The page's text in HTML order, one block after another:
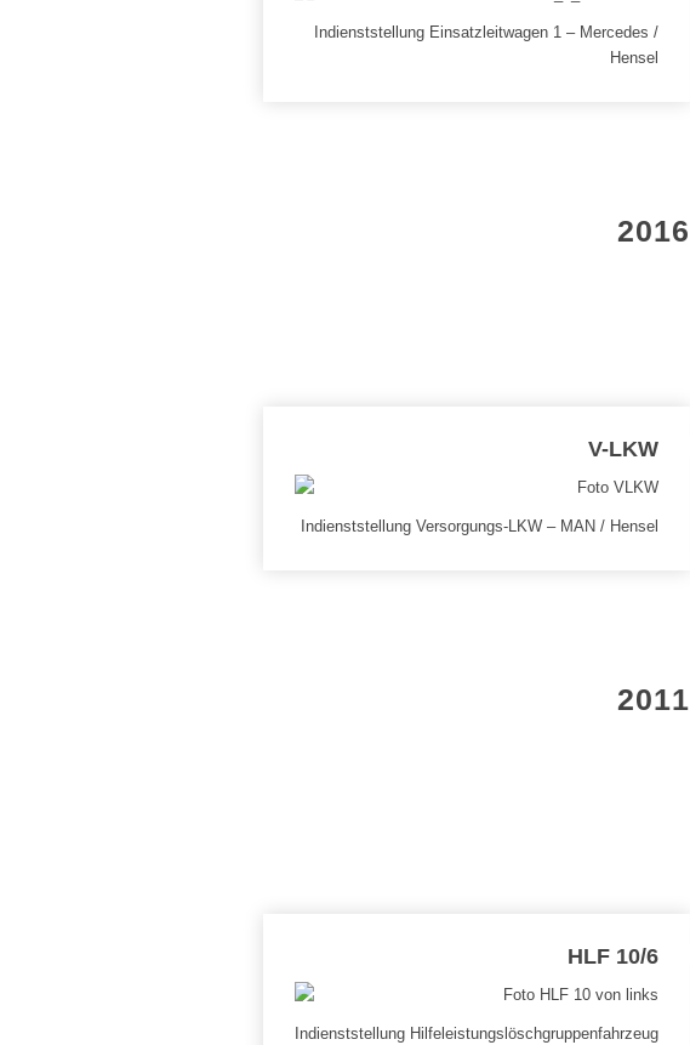
Indienststellung Einsatzleitwagen 1 – Mercedes /
Hensel
2016
V-LKW
Indienststellung Versorgungs-LKW – MAN / Hensel
2011
HLF 10/6
Indienststellung Hilfeleistungslöschgruppenfahrzeug